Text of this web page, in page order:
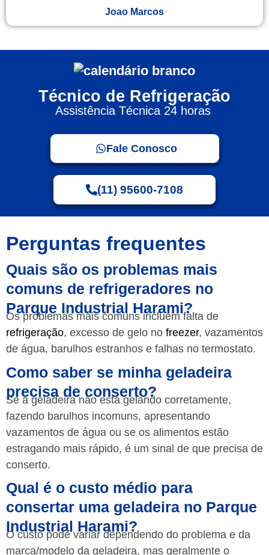
Joao Marcos
Técnico de Refrigeração
Assistência Técnica 24 horas
Fale Conosco
(11) 95600-7108
Perguntas frequentes
Quais são os problemas mais
comuns de refrigeradores no
Parque Industrial Harami?
Os problemas mais comuns incluem falta de
refrigeração, excesso de gelo no freezer, vazamentos
de água, barulhos estranhos e falhas no termostato.
Como saber se minha geladeira
precisa de conserto?
Se a geladeira não está gelando corretamente,
fazendo barulhos incomuns, apresentando
vazamentos de água ou se os alimentos estão
estragando mais rápido, é um sinal de que precisa de
conserto.
Qual é o custo médio para
consertar uma geladeira no Parque
Industrial Harami?
O custo pode variar dependendo do problema e da
marca/modelo da geladeira, mas geralmente o